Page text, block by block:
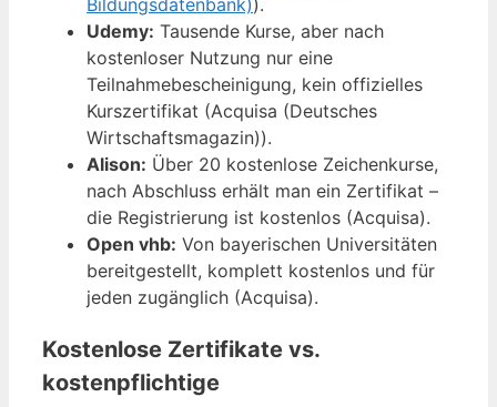
Udemy: Tausende Kurse, aber nach
kostenloser Nutzung nur eine
Teilnahmebescheinigung, kein offizielles
Kurszertifikat (Acquisa (Deutsches
Wirtschaftsmagazin)).
Alison: Über 20 kostenlose Zeichenkurse,
nach Abschluss erhält man ein Zertifikat –
die Registrierung ist kostenlos (Acquisa).
Open vhb: Von bayerischen Universitäten
bereitgestellt, komplett kostenlos und für
jeden zugänglich (Acquisa).
Kostenlose Zertifikate vs.
kostenpflichtige